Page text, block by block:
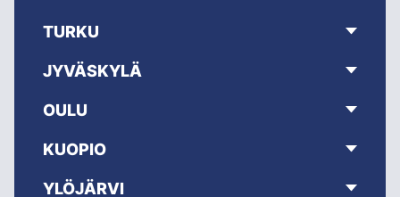
TURKU
JYVÄSKYLÄ
OULU
KUOPIO
YLÖJÄRVI